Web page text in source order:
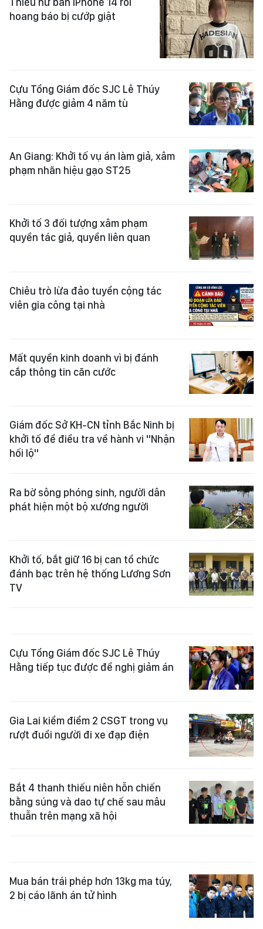
hoang báo bị cướp giật
Cựu Tổng Giám đốc SJC Lê Thúy
Hằng được giảm 4 năm tù
An Giang: Khởi tố vụ án làm giả, xâm
phạm nhãn hiệu gạo ST25
Khởi tố 3 đối tượng xâm phạm
quyền tác giả, quyền liên quan
Chiêu trò lừa đảo tuyển cộng tác
viên gia công tại nhà
Mất quyền kinh doanh vì bị đánh
cắp thông tin căn cước
Giám đốc Sở KH-CN tỉnh Bắc Ninh bị
khởi tố để điều tra về hành vi "Nhận
hối lộ"
Ra bờ sông phóng sinh, người dân
phát hiện một bộ xương người
Khởi tố, bắt giữ 16 bị can tổ chức
đánh bạc trên hệ thống Lương Sơn
TV
Cựu Tổng Giám đốc SJC Lê Thúy
Hằng tiếp tục được đề nghị giảm án
Gia Lai kiểm điểm 2 CSGT trong vụ
rượt đuổi người đi xe đạp điện
Bắt 4 thanh thiếu niên hỗn chiến
bằng súng và dao tự chế sau mâu
thuẫn trên mạng xã hội
Mua bán trái phép hơn 13kg ma túy,
2 bị cáo lãnh án tử hình